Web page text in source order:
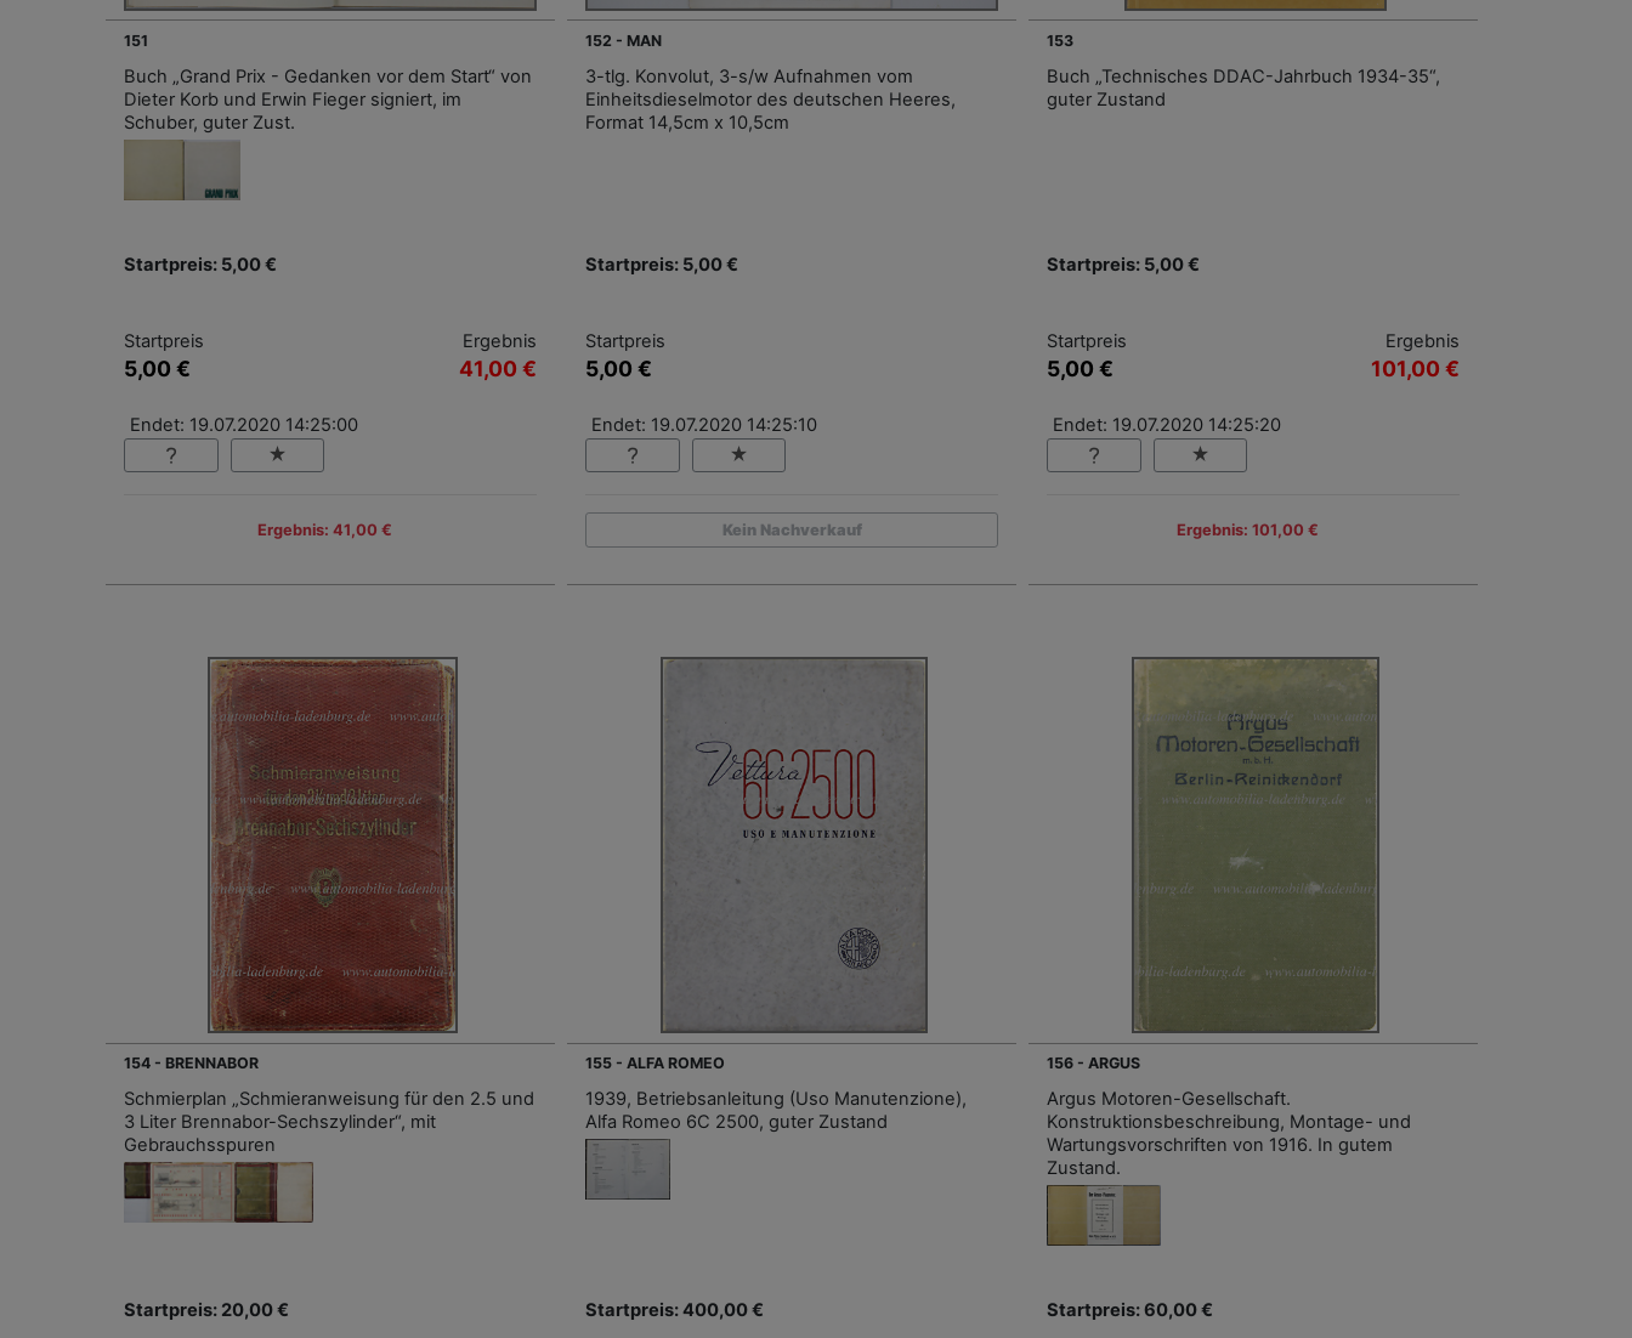
151
Buch „Grand Prix - Gedanken vor dem Start“ von
Dieter Korb und Erwin Fieger signiert, im
Schuber, guter Zust.
Startpreis: 5,00 €
Startpreis
5,00 €
Ergebnis
41,00 €
Endet: 19.07.2020 14:25:00
Ergebnis: 41,00 €
152 - MAN
3-tlg. Konvolut, 3-s/w Aufnahmen vom
Einheitsdieselmotor des deutschen Heeres,
Format 14,5cm x 10,5cm
Startpreis: 5,00 €
Startpreis
5,00 €
Endet: 19.07.2020 14:25:10
Kein Nachverkauf
153
Buch „Technisches DDAC-Jahrbuch 1934-35“,
guter Zustand
Startpreis: 5,00 €
Startpreis
5,00 €
Ergebnis
101,00 €
Endet: 19.07.2020 14:25:20
Ergebnis: 101,00 €
154 - BRENNABOR
Schmierplan „Schmieranweisung für den 2.5 und
3 Liter Brennabor-Sechszylinder“, mit
Gebrauchsspuren
Startpreis: 20,00 €
155 - ALFA ROMEO
1939, Betriebsanleitung (Uso Manutenzione),
Alfa Romeo 6C 2500, guter Zustand
Startpreis: 400,00 €
156 - ARGUS
Argus Motoren-Gesellschaft.
Konstruktionsbeschreibung, Montage- und
Wartungsvorschriften von 1916. In gutem
Zustand.
Startpreis: 60,00 €